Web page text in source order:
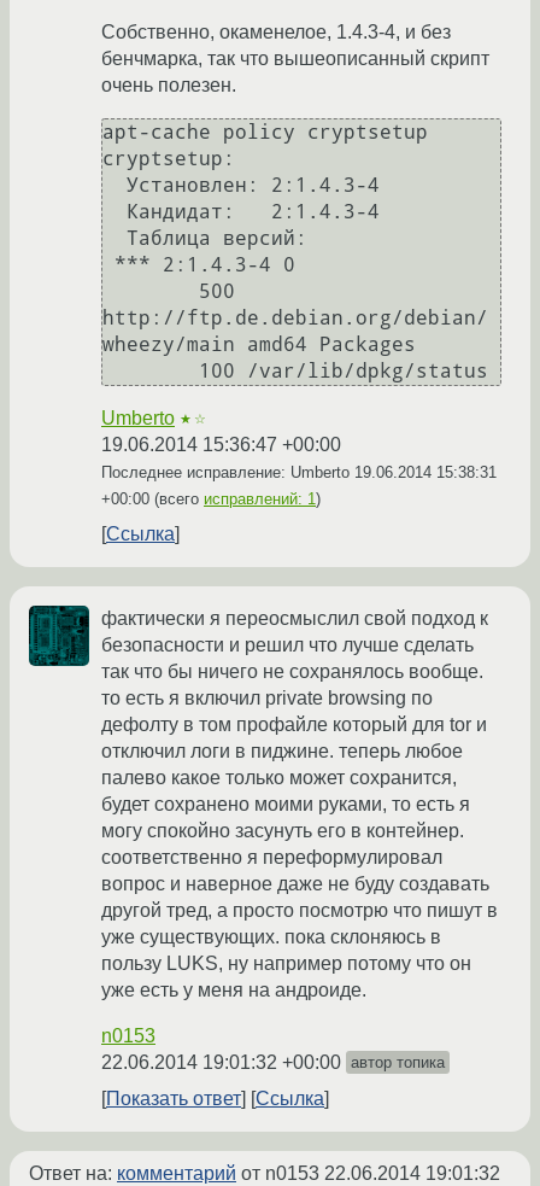
Собственно, окаменелое, 1.4.3-4, и без
бенчмарка, так что вышеописанный скрипт
очень полезен.
apt-cache policy cryptsetup
cryptsetup:
http://ftp.de.debian.org/debian/
wheezy/main amd64 Packages
Umberto ★☆
19.06.2014 15:36:47 +00:00
Последнее исправление: Umberto 19.06.2014 15:38:31
+00:00 (всего исправлений: 1)
Ссылка
фактически я переосмыслил свой подход к
безопасности и решил что лучше сделать
так что бы ничего не сохранялось вообще.
то есть я включил private browsing по
дефолту в том профайле который для tor и
отключил логи в пиджине. теперь любое
палево какое только может сохранится,
будет сохранено моими руками, то есть я
могу спокойно засунуть его в контейнер.
соответственно я переформулировал
вопрос и наверное даже не буду создавать
другой тред, а просто посмотрю что пишут в
уже существующих. пока склоняюсь в
пользу LUKS, ну например потому что он
уже есть у меня на андроиде.
n0153
22.06.2014 19:01:32 +00:00 автор топика
Показать ответ Ссылка
Ответ на: комментарий от n0153 22.06.2014 19:01:32